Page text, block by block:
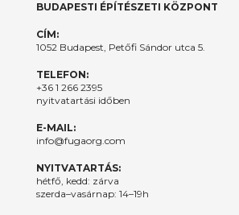
BUDAPESTI ÉPÍTÉSZETI KÖZPONT
CÍM:
1052 Budapest, Petőfi Sándor utca 5.
TELEFON:
+36 1 266 2395
nyitvatartási időben
E-MAIL:
info@fugaorg.com
NYITVATARTÁS:
hétfő, kedd: zárva
szerda–vasárnap: 14–19h